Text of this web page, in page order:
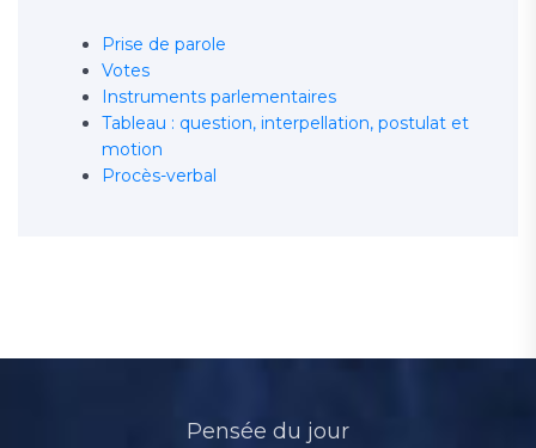
Prise de parole
Votes
Instruments parlementaires
Tableau : question, interpellation, postulat et
motion
Procès-verbal
Pensée du jour